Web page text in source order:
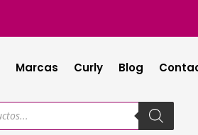
Marcas Curly Blog